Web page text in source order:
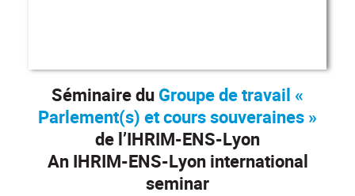
Séminaire du Groupe de travail «
Parlement(s) et cours souveraines »
de l’IHRIM-ENS-Lyon
An IHRIM-ENS-Lyon international
seminar